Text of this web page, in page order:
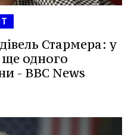
Стармера: у
одного
- BBC News